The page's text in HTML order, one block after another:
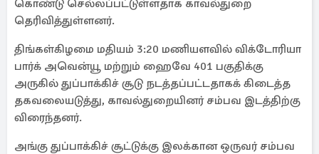
கொண்டு செல்லப்பட்டுள்ளதாக காவல்துறை
தெரிவித்துள்ளனர்.
திங்கள்கிழமை மதியம் 3:20 மணியளவில் விக்டோரியா
பார்க் அவென்யூ மற்றும் ஹைவே 401 பகுதிக்கு
அருகில் துப்பாக்கிச் சூடு நடத்தப்பட்டதாகக் கிடைத்த
தகவலையடுத்து, காவல்துறையினர் சம்பவ இடத்திற்கு
விரைந்தனர்.
அங்கு துப்பாக்கிச் சூட்டுக்கு இலக்கான ஒருவர் சம்பவ